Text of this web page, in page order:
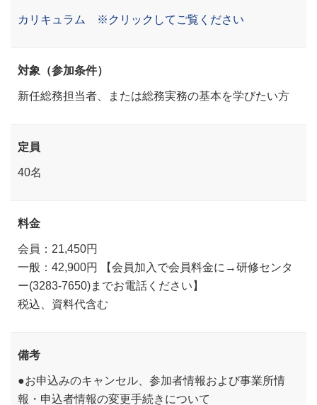
カリキュラム ※クリックしてご覧ください
対象（参加条件）
新任総務担当者、または総務実務の基本を学びたい方
定員
40名
料金
会員：21,450円
一般：42,900円 【会員加入で会員料金に→研修センタ
ー(3283-7650)までお電話ください】
税込、資料代含む
備考
●お申込みのキャンセル、参加者情報および事業所情
報・申込者情報の変更手続きについて